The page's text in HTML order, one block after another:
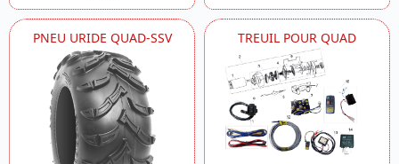
PNEU URIDE QUAD-SSV TREUIL POUR QUAD